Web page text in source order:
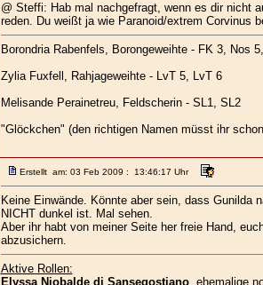
@ Steffi: Hab mal nachgefragt, wenn es dir nicht
reden. Du weißt ja wie Paranoid/extrem Corvinus
Borondria Rabenfels, Borongeweihte - FK 3, Nos
Zylia Fuxfell, Rahjageweihte - LvT 5, LvT 6
Melisande Perainetreu, Feldscherin - SL1, SL2
"Glöckchen" (den richtigen Namen müsst ihr
Erstellt am: 03 Feb 2009 : 13:46:17 Uhr
Keine Einwände. Könnte aber sein, dass
NICHT dunkel ist. Mal sehen.
Aber ihr habt von meiner Seite her freie Hand,
abzusichern.
Aktive Rollen:
Elyssa Niobalde di Sansegostiano, ehemalige